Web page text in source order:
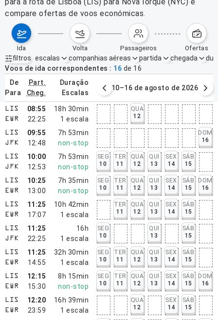
compare ofertas de voos económicas.
ida volta passageiros ofertas
filtros
Filtros ativos nenhum
escalas companhias aéreas partida chegada
Voos de ida correspondentes
16 de 16
de
para
part.
cheg.
duração
escalas
de agosto de 2026 10–16 de agosto de 2026
LIS
EWR
08:55
22:25
18h 30min
1 escala
QUA
12
LIS
JFK
09:55
12:48
7h 53min
non-stop
DOM
16
LIS
JFK
10:00
12:53
7h 53min
non-stop
SEG
10
TER
11
QUA
12
QUI
13
SEX
14
SÁB
15
LIS
EWR
10:25
13:00
7h 35min
non-stop
SEG
10
TER
11
QUA
12
QUI
13
SEX
14
SÁB
15
DOM
16
LIS
EWR
11:25
17:07
10h 42min
1 escala
TER
11
QUA
12
QUI
13
SEX
14
SÁB
15
LIS
JFK
11:25
22:25
16h
1 escala
SEG
10
QUI
13
SÁB
15
LIS
EWR
11:25
14:55
32h 30min
1 escala
SEG
10
TER
11
QUA
12
QUI
13
SEX
14
SÁB
15
LIS
EWR
12:15
15:30
8h 15min
non-stop
SEG
10
TER
11
QUA
12
QUI
13
SEX
14
SÁB
15
DOM
16
LIS
EWR
12:20
23:59
16h 39min
1 escala
QUA
12
SEX
14
SÁB
15